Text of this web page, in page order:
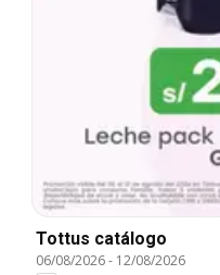
Tottus catálogo
06/08/2026- 12/08/2026